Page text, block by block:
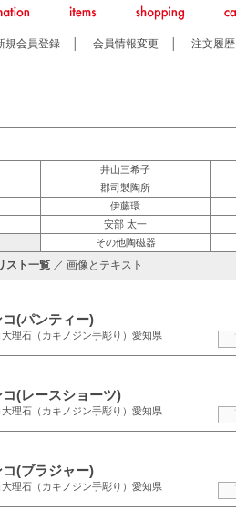
規会員登録 会員情報変更 注文履歴
井山三希子
郡司製陶所
伊藤環
安部 太一
その他陶磁器
スト一覧／ 画像とテキスト
(パンティー)
理石（カキノジン手彫り）愛知県
(レースショーツ)
理石（カキノジン手彫り）愛知県
(ブラジャー)
理石（カキノジン手彫り）愛知県